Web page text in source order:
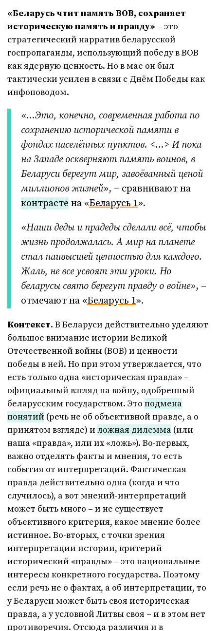
«Беларусь чтит память ВОВ, сохраняет
историческую память и правду» – это
стратегический нарратив беларусской
госпропаганды, использующий победу в ВОВ
как ядерную ценность. Но в мае он был
тактически усилен в связи с Днём Победы как
инфоповодом.
«…Это, конечно, современная работа по
сохранению исторической памяти в
фондах населённых пунктов. <…> И пока
на Западе оскверняют память воинов, в
Беларуси берегут мир, завоёванный ценой
миллионов жизней», – сравнивают на
контрасте на «Беларусь 1».
«Наши деды и прадеды сделали всё, чтобы
жизнь продолжалась. А мир на планете
стал наивысшей ценностью для каждого.
Жаль, не все усвоят эти уроки. Но
беларусы свято берегут правду о войне», –
отмечают на «Беларусь 1».
Контекст. В Беларуси действительно уделяют
большое внимание истории Великой
Отечественной войны (ВОВ) и ценности
победы в ней. Но при этом утверждается, что
есть только одна «историческая правда» –
официальный взгляд на войну, одобренный
беларусским государством. Это подмена
понятий (речь не об объективной правде, а о
принятом взгляде) и ложная дилемма (или
наша «правда», или их «ложь»). Во-первых,
важно отделять факты и мнения, то есть
события от интерпретаций. Фактическая
правда действительно одна (когда и что
случилось), а вот мнений-интерпретаций
может быть много – и не существует
объективного критерия, какое мнение более
истинное. Во-вторых, с точки зрения
интерпретации истории, критерий
исторический «правды» – это национальные
интересы конкретного государства. Поэтому
если речь не о фактах, а об интерпретации, то
у Беларуси может быть своя историческая
правда, а у условной Литвы своя – и в этом нет
противоречия. Отсюда различия и в